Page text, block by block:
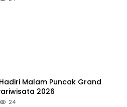
Malam Puncak Grand
2026
24